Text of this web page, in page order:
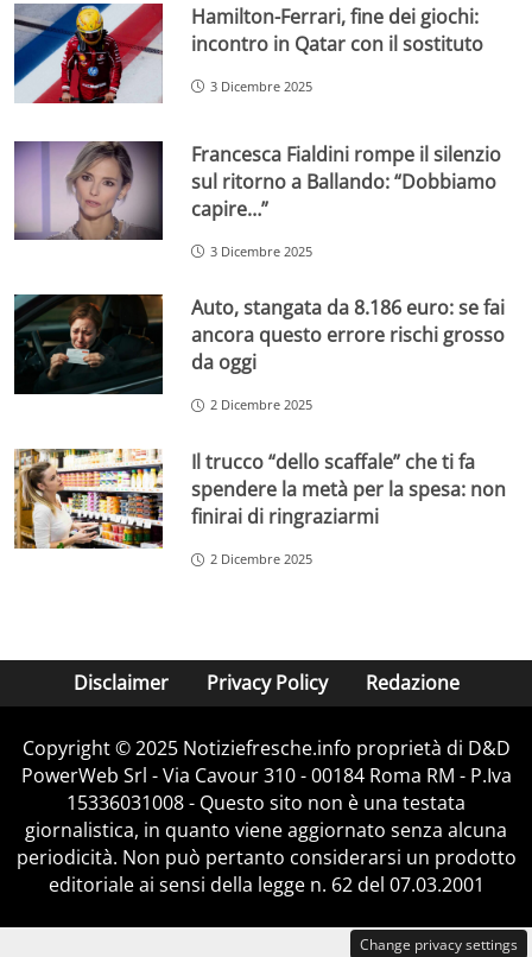
Hamilton-Ferrari, fine dei giochi:
incontro in Qatar con il sostituto
3 Dicembre 2025
Francesca Fialdini rompe il silenzio
sul ritorno a Ballando: “Dobbiamo
capire…”
3 Dicembre 2025
Auto, stangata da 8.186 euro: se fai
ancora questo errore rischi grosso
da oggi
2 Dicembre 2025
Il trucco “dello scaffale” che ti fa
spendere la metà per la spesa: non
finirai di ringraziarmi
2 Dicembre 2025
Disclaimer Privacy Policy Redazione
Copyright © 2025 Notiziefresche.info proprietà di D&D
PowerWeb Srl - Via Cavour 310 - 00184 Roma RM - P.Iva
15336031008 - Questo sito non è una testata
giornalistica, in quanto viene aggiornato senza alcuna
periodicità. Non può pertanto considerarsi un prodotto
editoriale ai sensi della legge n. 62 del 07.03.2001
Change privacy settings